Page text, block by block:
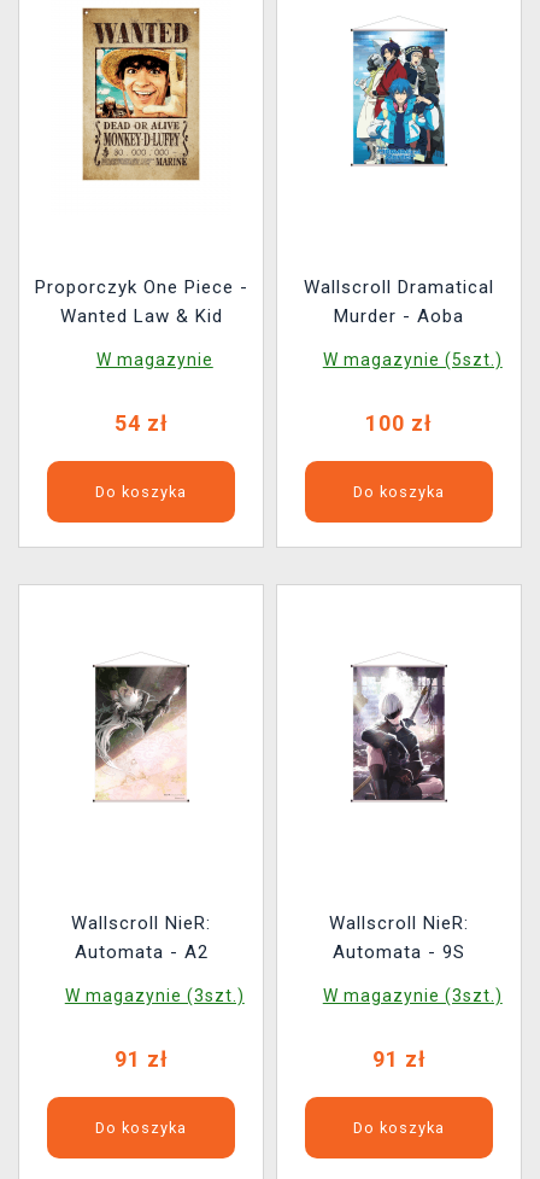
Proporczyk One Piece -
Wanted Law & Kid
W magazynie
54 zł
Do koszyka
Wallscroll Dramatical
Murder - Aoba
W magazynie (5szt.)
100 zł
Do koszyka
Wallscroll NieR:
Automata - A2
W magazynie (3szt.)
91 zł
Do koszyka
Wallscroll NieR:
Automata - 9S
W magazynie (3szt.)
91 zł
Do koszyka